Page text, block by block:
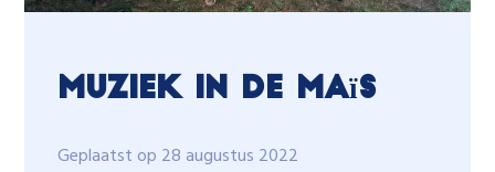
Muziek in de maïs
Geplaatst op 28 augustus 2022